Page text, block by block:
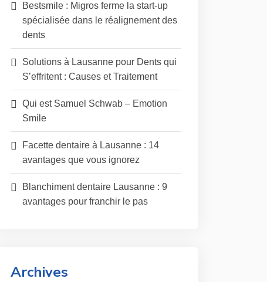
Bestsmile : Migros ferme la start-up
spécialisée dans le réalignement des
dents
Solutions à Lausanne pour Dents qui
S’effritent : Causes et Traitement
Qui est Samuel Schwab – Emotion
Smile
Facette dentaire à Lausanne : 14
avantages que vous ignorez
Blanchiment dentaire Lausanne : 9
avantages pour franchir le pas
Archives